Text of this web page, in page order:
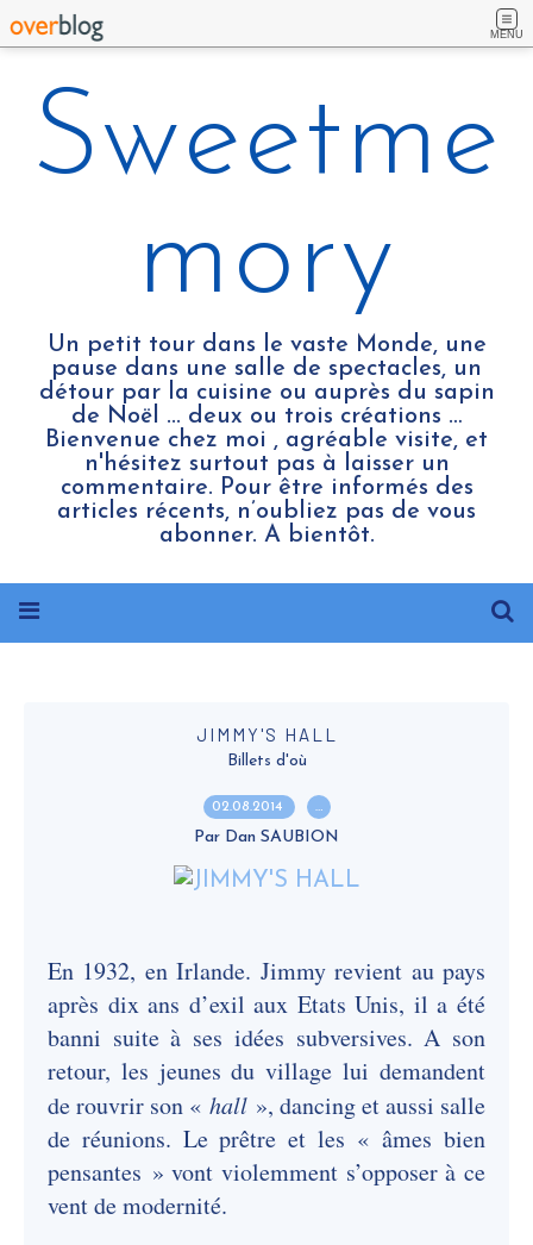
MENU
Sweetme
mory
Un petit tour dans le vaste Monde, une
pause dans une salle de spectacles, un
détour par la cuisine ou auprès du sapin
de Noël ... deux ou trois créations …
Bienvenue chez moi , agréable visite, et
n'hésitez surtout pas à laisser un
commentaire. Pour être informés des
articles récents, n’oubliez pas de vous
abonner. A bientôt.
JIMMY'S HALL
Billets d'où
02.08.2014 …
Par Dan SAUBION
En 1932, en Irlande. Jimmy revient au pays
après dix ans d’exil aux Etats Unis, il a été
banni suite à ses idées subversives. A son
retour, les jeunes du village lui demandent
de rouvrir son « hall », dancing et aussi salle
de réunions. Le prêtre et les « âmes bien
pensantes » vont violemment s’opposer à ce
vent de modernité.